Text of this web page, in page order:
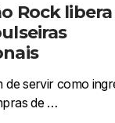
Rock
de servir como
de …